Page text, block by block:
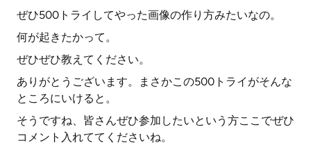
ぜひ500トライしてやった画像の作り方みたいなの。
何が起きたかって。
ぜひぜひ教えてください。
ありがとうございます。まさかこの500トライがそんな
ところにいけると。
そうですね、皆さんぜひ参加したいという方ここでぜひ
コメント入れててくださいね。